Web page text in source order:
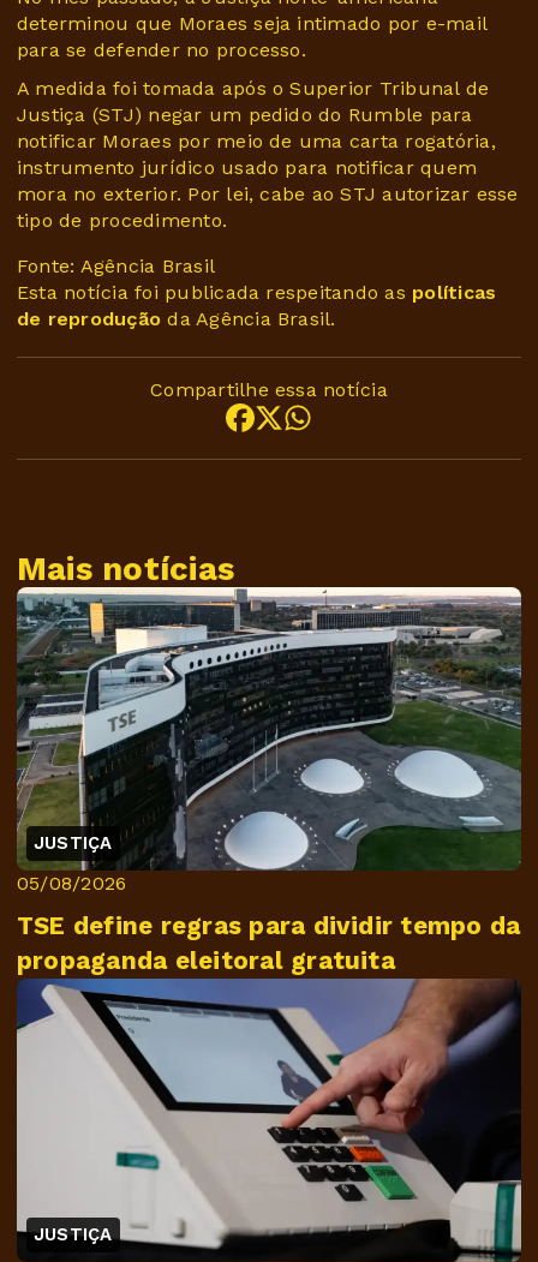
determinou que Moraes seja intimado por e-mail
para se defender no processo.
A medida foi tomada após o Superior Tribunal de
Justiça (STJ) negar um pedido do Rumble para
notificar Moraes por meio de uma carta rogatória,
instrumento jurídico usado para notificar quem
mora no exterior. Por lei, cabe ao STJ autorizar esse
tipo de procedimento.
Fonte: Agência Brasil
Esta notícia foi publicada respeitando as políticas
de reprodução da Agência Brasil.
Compartilhe essa notícia
Mais notícias
JUSTIÇA
05/08/2026
TSE define regras para dividir tempo da
propaganda eleitoral gratuita
JUSTIÇA